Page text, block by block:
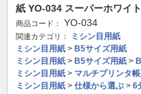
紙 YO-034 スーパーホワイト
商品コード： YO-034
関連カテゴリ：
ミシン目用紙
ミシン目用紙 > B5サイズ用紙
ミシン目用紙 > B5サイズ用紙 >
ミシン目用紙 > マルチプリンタ
ミシン目用紙 > 仕様から選ぶ > 6